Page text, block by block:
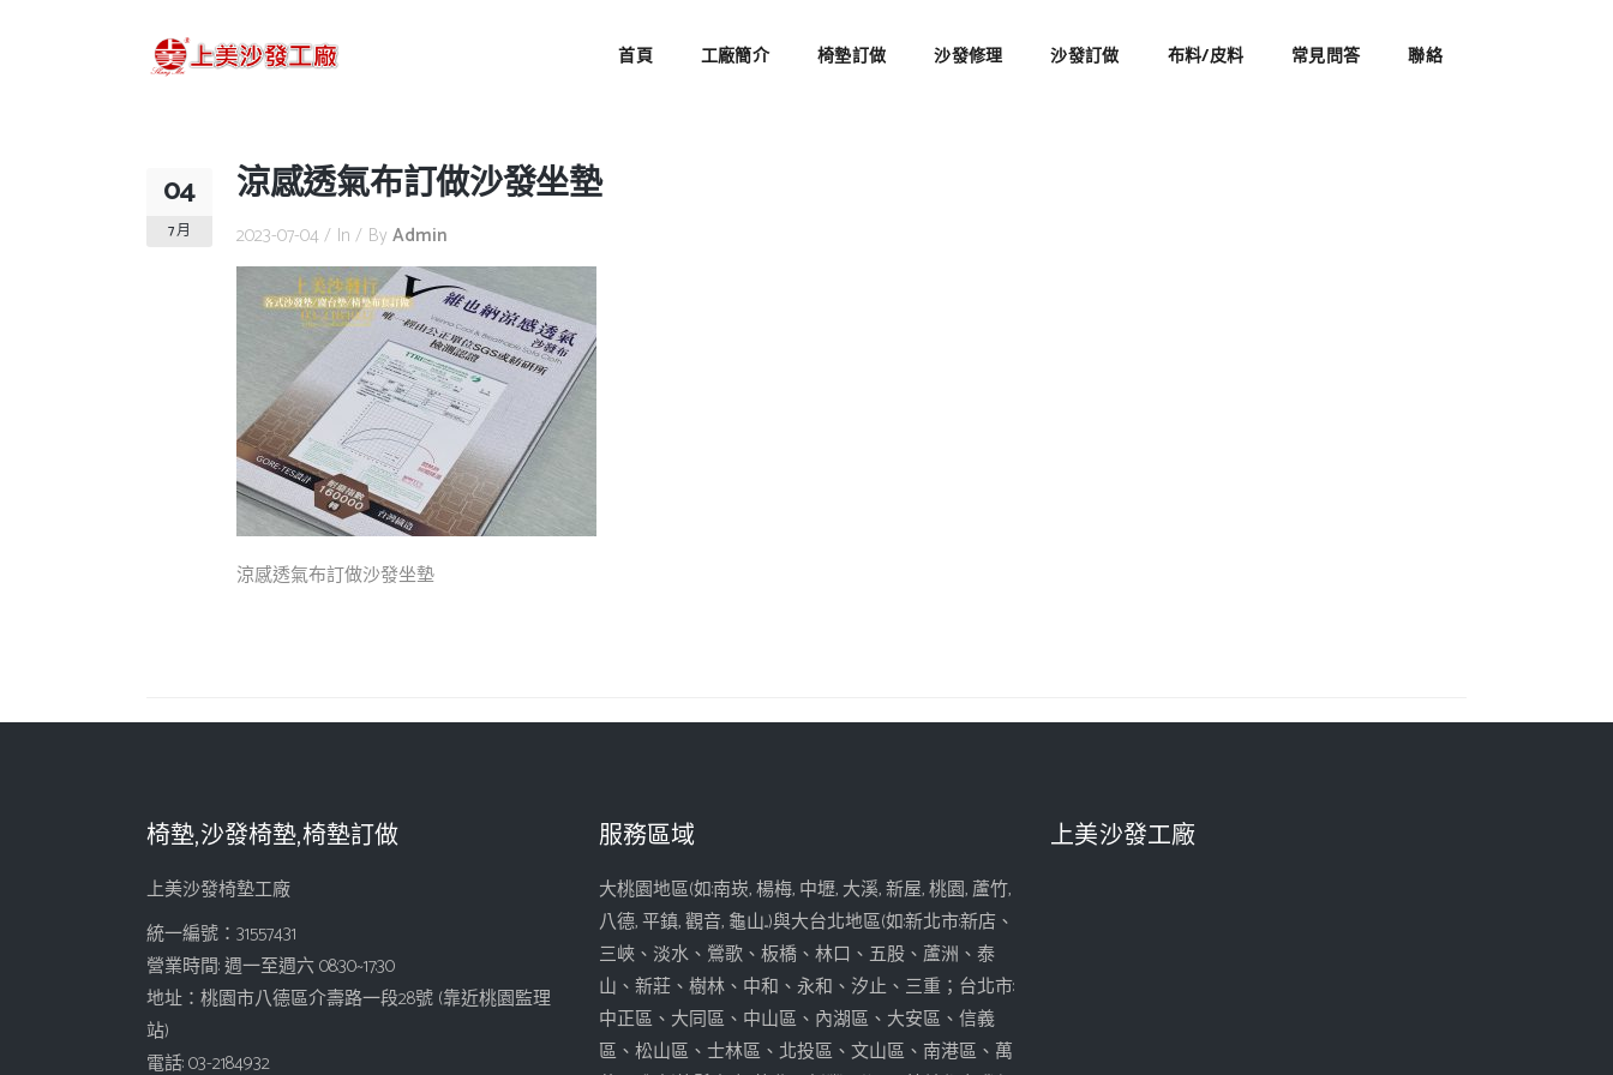
首頁 工廠簡介 椅墊訂做 沙發修理 沙發訂做 布料/皮料 常見問答 聯絡
04
7 月
涼感透氣布訂做沙發坐墊
2023-07-04 In By Admin
涼感透氣布訂做沙發坐墊
椅墊,沙發椅墊,椅墊訂做
上美沙發椅墊工廠
統一編號：31557431
營業時間: 週一至週六 08:30~17:30
地址：桃園市八德區介壽路一段28號 (靠近桃園監理
站)
電話: 03-2184932
服務區域
大桃園地區(如:南崁, 楊梅, 中壢, 大溪, 新屋, 桃園, 蘆竹,
八德, 平鎮, 觀音, 龜山...)與大台北地區(如:新北市:新店、
三峽、淡水、鶯歌、板橋、林口、五股、蘆洲、泰
山、新莊、樹林、中和、永和、汐止、三重；台北市:
中正區、大同區、中山區、內湖區、大安區、信義
區、松山區、士林區、北投區、文山區、南港區、萬
上美沙發工廠